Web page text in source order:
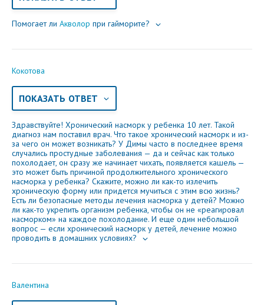
Помогает ли Акволор при гайморите?
Кокотова
ПОКАЗАТЬ ОТВЕТ
Здравствуйте! Хронический насморк у ребенка 10 лет. Такой
диагноз нам поставил врач. Что такое хронический насморк и из-
за чего он может возникать? У Димы часто в последнее время
случались простудные заболевания — да и сейчас как только
похолодает, он сразу же начинает чихать, появляется кашель —
это может быть причиной продолжительного хронического
насморка у ребенка? Скажите, можно ли как-то излечить
хроническую форму или придется мучиться с этим всю жизнь?
Есть ли безопасные методы лечения насморка у детей? Можно
ли как-то укрепить организм ребенка, чтобы он не «реагировал
насморком» на каждое похолодание. И еще один небольшой
вопрос — если хронический насморк у детей, лечение можно
проводить в домашних условиях?
Валентина